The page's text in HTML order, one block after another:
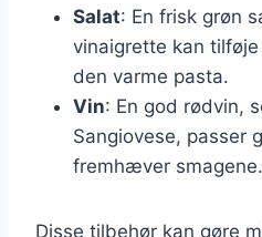
Salat: En frisk grøn
vinaigrette kan
den varme pasta.
Vin: En god rødvin,
Sangiovese, passer
fremhæver smagene.
Disse tilbehør kan gøre